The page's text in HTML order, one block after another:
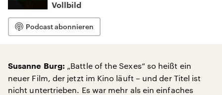
Vollbild
Podcast abonnieren
Susanne Burg: „Battle of the Sexes“ so heißt ein
neuer Film, der jetzt im Kino läuft – und der Titel ist
nicht untertrieben. Es war mehr als ein einfaches